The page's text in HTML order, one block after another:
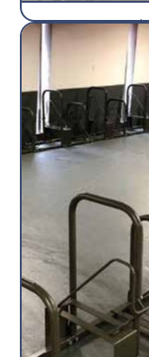
range-
vélos
Râtelier
SEMCO